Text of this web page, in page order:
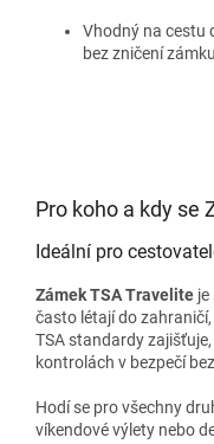
Vhodný na cestu
bez zničení
Pro koho a kdy se
Ideální pro
Zámek TSA Travelite
často létají do
TSA standardy
kontrolách v bezpečí
Hodí se pro všechny
víkendové výlety nebo